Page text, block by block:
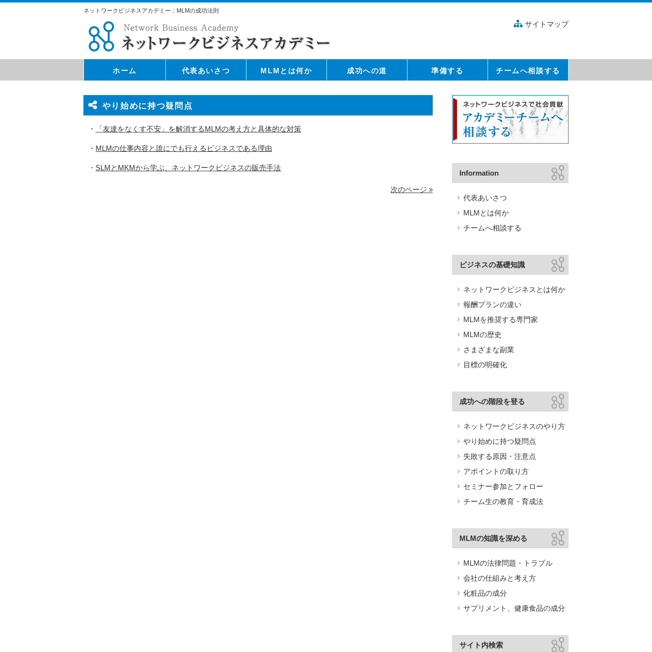
ネットワークビジネスアカデミー：MLMの成功法則
サイトマップ
ホーム 代表あいさつ MLMとは何か 成功への道 準備する チームへ相談する
やり始めに持つ疑問点
・ 「友達をなくす不安」を解消するMLMの考え方と具体的な対策
・ MLMの仕事内容と誰にでも行えるビジネスである理由
・ SLMとMKMから学ぶ、ネットワークビジネスの販売手法
次のページ »
Information
代表あいさつ
MLMとは何か
チームへ相談する
ビジネスの基礎知識
ネットワークビジネスとは何か
報酬プランの違い
MLMを推奨する専門家
MLMの歴史
さまざまな副業
目標の明確化
成功への階段を登る
ネットワークビジネスのやり方
やり始めに持つ疑問点
失敗する原因・注意点
アポイントの取り方
セミナー参加とフォロー
チーム生の教育・育成法
MLMの知識を深める
MLMの法律問題・トラブル
会社の仕組みと考え方
化粧品の成分
サプリメント、健康食品の成分
サイト内検索